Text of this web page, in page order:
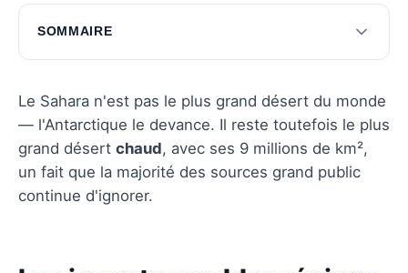
SOMMAIRE
Les incontournables régions du Sahara
Astuces pour un voyage réussi
Questions fréquentes
Le Sahara n'est pas le plus grand désert du monde
— l'Antarctique le devance. Il reste toutefois le plus
grand désert chaud, avec ses 9 millions de km²,
un fait que la majorité des sources grand public
continue d'ignorer.